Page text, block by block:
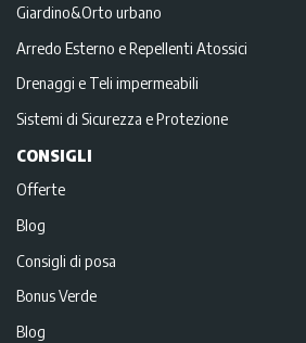
Giardino&Orto urbano
Arredo Esterno e Repellenti Atossici
Drenaggi e Teli impermeabili
Sistemi di Sicurezza e Protezione
CONSIGLI
Offerte
Blog
Consigli di posa
Bonus Verde
Blog